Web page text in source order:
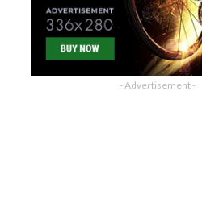
- Advertisement -